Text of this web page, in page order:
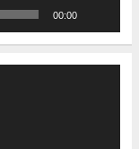
00:00